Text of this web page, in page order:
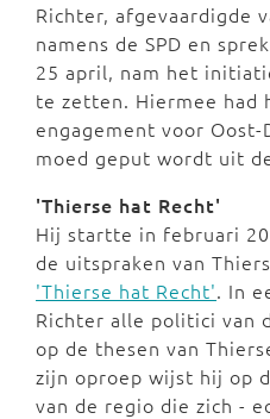
Richter, afgevaardigde
namens de SPD en
25 april, nam het
te zetten. Hiermee had
engagement voor
moed geput wordt uit
'Thierse hat Recht'
Hij startte in februari
de uitspraken van
'Thierse hat Recht'. In
Richter alle politici van
op de thesen van
zijn oproep wijst hij op
van de regio die zich -